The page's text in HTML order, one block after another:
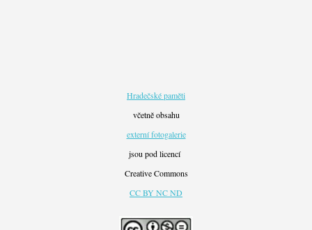
Hradečské paměti
včetně obsahu
externí fotogalerie
jsou pod licencí
Creative Commons
CC BY NC ND